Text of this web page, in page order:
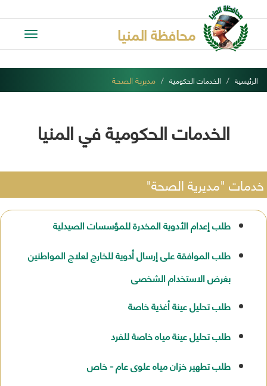
Toggle
محافظة المنيا
الرئيسية الخدمات الحكومية مديرية الصحة
الخدمات الحكومية في المنيا
خدمات "مديرية الصحة"
طلب إعدام الأدوية المخدرة للمؤسسات الصيدلية
طلب الموافقة على إرسال أدوية للخارج لعلاج المواطنين
بغرض الاستخدام الشخصى
طلب تحليل عينة أغذية خاصة
طلب تحليل عينة مياه خاصة للفرد
طلب تطهير خزان مياه علوى عام - خاص